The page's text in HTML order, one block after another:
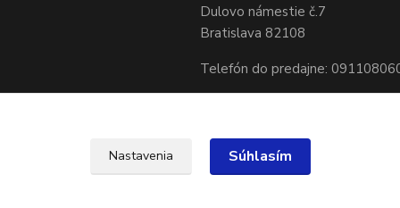
Dulovo námestie č.7
Bratislava 82108
Telefón do predajne:
Nastavenia Súhlasím